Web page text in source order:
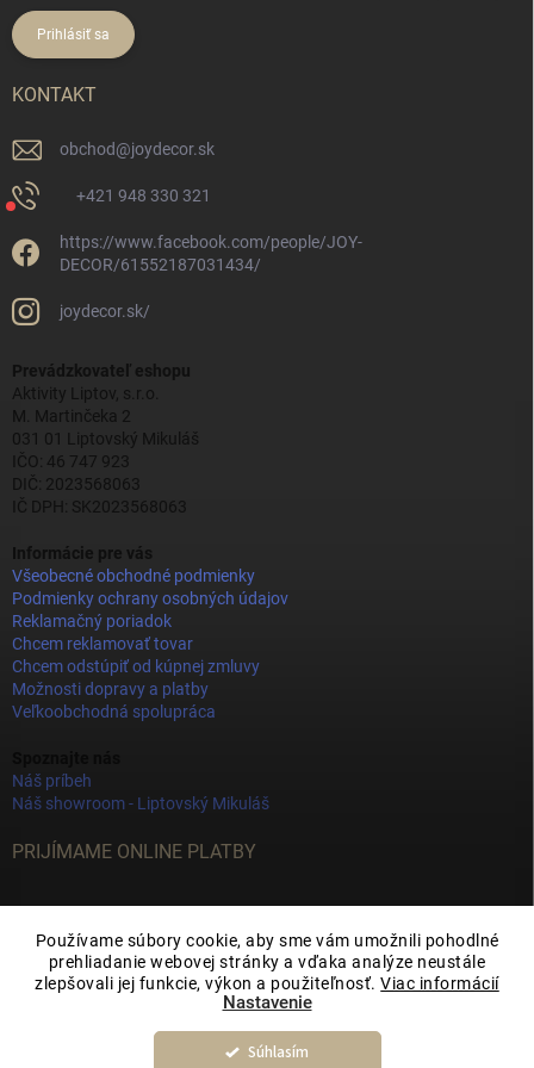
Používame súbory cookie, aby sme vám umožnili pohodlné
prehliadanie webovej stránky a vďaka analýze neustále
zlepšovali jej funkcie, výkon a použiteľnosť.Viac informácií
Nastavenie
Súhlasím
Prihlásiť sa
KONTAKT
obchod@joydecor.sk
+421 948 330 321
https://www.facebook.com/people/JOY-
DECOR/61552187031434/
joydecor.sk/
Prevádzkovateľ eshopu
Aktivity Liptov, s.r.o.
M. Martinčeka 2
031 01 Liptovský Mikuláš
IČO: 46 747 923
DIČ: 2023568063
IČ DPH: SK2023568063
Informácie pre vás
Všeobecné obchodné podmienky
Podmienky ochrany osobných údajov
Reklamačný poriadok
Chcem reklamovať tovar
Chcem odstúpiť od kúpnej zmluvy
Možnosti dopravy a platby
Veľkoobchodná spolupráca
Náš príbeh
Náš showroom - Liptovský Mikuláš
PRIJÍMAME ONLINE PLATBY
. Všetky práva vyhradené.